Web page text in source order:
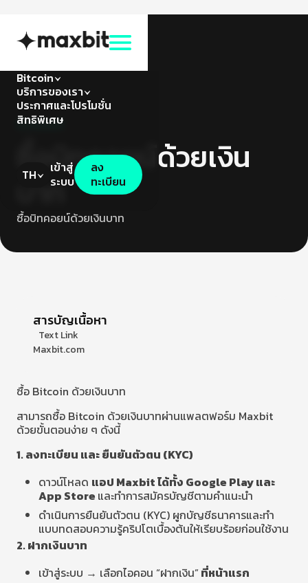
Bitcoin
บริการของเรา
ประกาศและโปรโมชั่น
สิทธิพิเศษ
TH
เข้าสู่
ระบบ
ลง
ทะเบียน
บิทคอยน์
ซื้อบิทคอยน์ด้วยเงิน
บาท
ซื้อบิทคอยน์ด้วยเงินบาท
สารบัญเนื้อหา
Text Link
Maxbit.com
ซื้อ Bitcoin ด้วยเงินบาท
สามารถซื้อ Bitcoin ด้วยเงินบาทผ่านแพลตฟอร์ม Maxbit
ด้วยขั้นตอนง่าย ๆ ดังนี้
1. ลงทะเบียน และ ยืนยันตัวตน (KYC)
ดาวน์โหลด แอป Maxbit ได้ทั้ง Google Play และ
App Store และทำการสมัครบัญชีตามคำแนะนำ
ดำเนินการยืนยันตัวตน (KYC) ผูกบัญชีธนาคารและทำ
แบบทดสอบความรู้คริปโตเบื้องต้นให้เรียบร้อยก่อนใช้งาน
2. ฝากเงินบาท
เข้าสู่ระบบ → เลือกไอคอน “ฝากเงิน” ที่หน้าแรก